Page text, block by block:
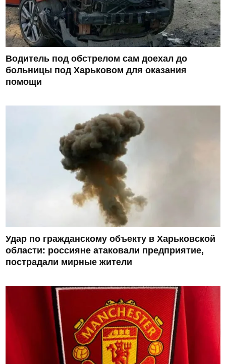
Водитель под обстрелом сам доехал до
больницы под Харьковом для оказания
помощи
Удар по гражданскому объекту в Харьковской
области: россияне атаковали предприятие,
пострадали мирные жители